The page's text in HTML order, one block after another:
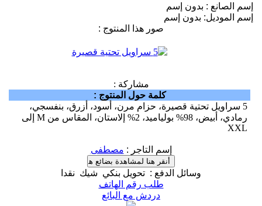
إسم الصانع : بدون إسم
إسم الموديل: بدون إسم
صور هذا المنتوج :
مشاركة :
كلمة حول المنتوج :
5 سراويل تحتية قصيرة، حزام مرن، أسود، أزرق، بنفسجي،
رمادي، أبيض، 98% بولياميد، 2% إلاستان، المقاس من M إلى
XXL
إسم التاجر : مصطفى
وسائل الدفع : تحويل بنكي شيك نقدا
طلب رقم الهاتف
دردش مع البائع